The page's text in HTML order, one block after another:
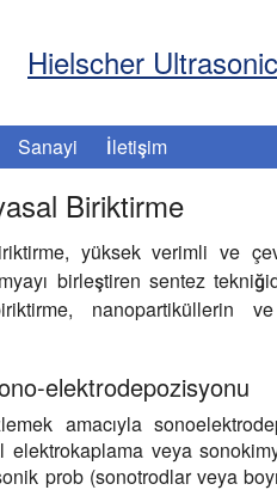
Hielscher
Sanayi İletişim
Biriktirme
yüksek verimli ve
birleştiren sentez
nanopartiküllerin
elektrodepozisyonu
amacıyla
elektrokaplama veya
prob (sonotrodlar veya